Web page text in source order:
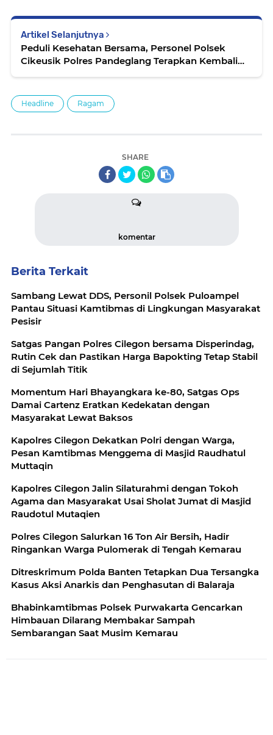
Artikel Selanjutnya
Peduli Kesehatan Bersama, Personel Polsek
Cikeusik Polres Pandeglang Terapkan Kembali
Headline Ragam
SHARE
komentar
Berita Terkait
Sambang Lewat DDS, Personil Polsek Puloampel
Pantau Situasi Kamtibmas di Lingkungan Masyarakat
Pesisir
Satgas Pangan Polres Cilegon bersama Disperindag,
Rutin Cek dan Pastikan Harga Bapokting Tetap Stabil
di Sejumlah Titik
Momentum Hari Bhayangkara ke-80, Satgas Ops
Damai Cartenz Eratkan Kedekatan dengan
Masyarakat Lewat Baksos
Kapolres Cilegon Dekatkan Polri dengan Warga,
Pesan Kamtibmas Menggema di Masjid Raudhatul
Muttaqin
Kapolres Cilegon Jalin Silaturahmi dengan Tokoh
Agama dan Masyarakat Usai Sholat Jumat di Masjid
Raudotul Mutaqien
Polres Cilegon Salurkan 16 Ton Air Bersih, Hadir
Ringankan Warga Pulomerak di Tengah Kemarau
Ditreskrimum Polda Banten Tetapkan Dua Tersangka
Kasus Aksi Anarkis dan Penghasutan di Balaraja
Bhabinkamtibmas Polsek Purwakarta Gencarkan
Himbauan Dilarang Membakar Sampah
Sembarangan Saat Musim Kemarau